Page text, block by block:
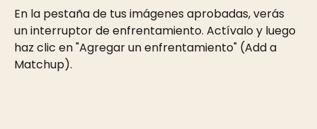
En la pestaña de tus imágenes aprobadas, verás
un interruptor de enfrentamiento. Actívalo y luego
haz clic en "Agregar un enfrentamiento" (Add a
Matchup).